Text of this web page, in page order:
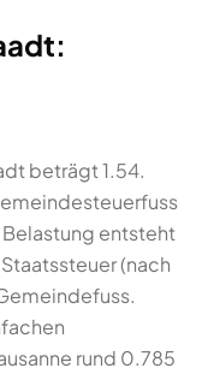
beträgt 1.54.
entsteht
(nach
rund 0.785